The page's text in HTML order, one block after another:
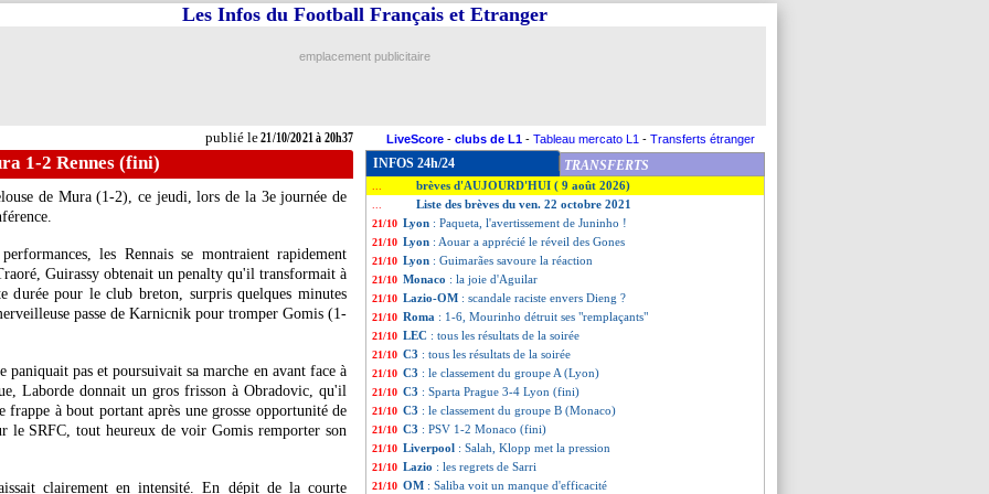
publié le21/10/2021 à 20h37
Les Infos du Football Français et Etranger
emplacement publicitaire
LiveScore - clubs de L1 - Tableau mercato L1 - Transferts étranger
1-2 Rennes (fini)
de Mura (1-2), ce jeudi, lors de la 3e journée de
les Rennais se montraient rapidement
Guirassy obtenait un penalty qu'il transformait à
durée pour le club breton, surpris quelques minutes
passe de Karnicnik pour tromper Gomis (1-
paniquait pas et poursuivait sa marche en avant face à
Laborde donnait un gros frisson à Obradovic, qu'il
frappe à bout portant après une grosse opportunité de
le SRFC, tout heureux de voir Gomis remporter son
clairement en intensité. En dépit de la courte
INFOS 24h/24 TRANSFERTS
brèves d'AUJOURD'HUI ( 9 août 2026)
Liste des brèves du ven. 22 octobre 2021
21/10 Lyon : Paqueta, l'avertissement de Juninho !
21/10 Lyon : Aouar a apprécié le réveil des Gones
21/10 Lyon : Guimarães savoure la réaction
21/10 Monaco : la joie d'Aguilar
21/10 Lazio-OM : scandale raciste envers Dieng ?
21/10 Roma : 1-6, Mourinho détruit ses "remplaçants"
21/10 LEC : tous les résultats de la soirée
21/10 C3 : tous les résultats de la soirée
21/10 C3 : le classement du groupe A (Lyon)
21/10 C3 : Sparta Prague 3-4 Lyon (fini)
21/10 C3 : le classement du groupe B (Monaco)
21/10 C3 : PSV 1-2 Monaco (fini)
21/10 Liverpool : Salah, Klopp met la pression
21/10 Lazio : les regrets de Sarri
21/10 OM : Saliba voit un manque d'efficacité